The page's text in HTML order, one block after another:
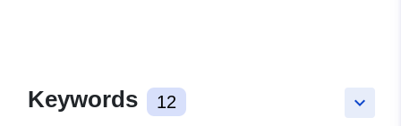
keyboard_arrow_down
Keywords 12